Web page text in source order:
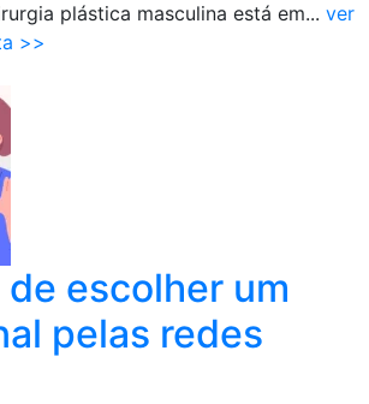
plástica masculina está em... ver
>>
escolher um
pelas redes